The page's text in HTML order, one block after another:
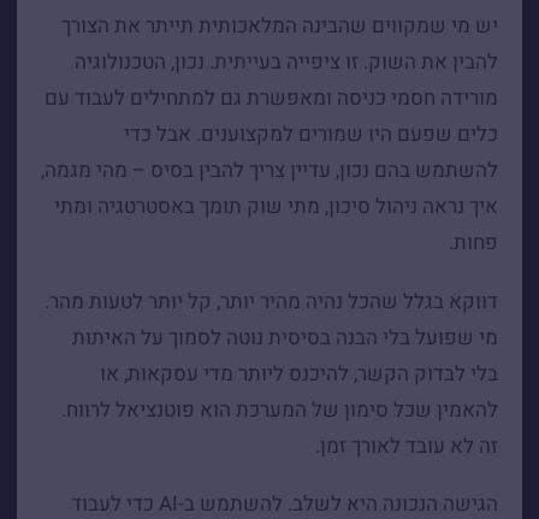
יש מי שמקווים שהבינה המלאכותית תייתר את הצורך
להבין את השוק. זו ציפייה בעייתית. נכון, הטכנולוגיה
מורידה חסמי כניסה ומאפשרת גם למתחילים לעבוד עם
כלים שפעם היו שמורים למקצוענים. אבל כדי
להשתמש בהם נכון, עדיין צריך להבין בסיס – מהי מגמה,
איך נראה ניהול סיכון, מתי שוק תומך באסטרטגיה ומתי
פחות.
דווקא בגלל שהכל נהיה מהיר יותר, קל יותר לטעות מהר.
מי שפועל בלי הבנה בסיסית נוטה לסמוך על האיתות
בלי לבדוק הקשר, להיכנס ליותר מדי עסקאות, או
להאמין שכל סימון של המערכת הוא פוטנציאל לרווח.
זה לא עובד לאורך זמן.
הגישה הנכונה היא לשלב. להשתמש ב-AI כדי לעבוד